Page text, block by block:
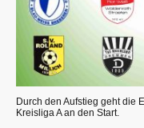
Durch den Aufstieg geht die
Kreisliga A an den Start.